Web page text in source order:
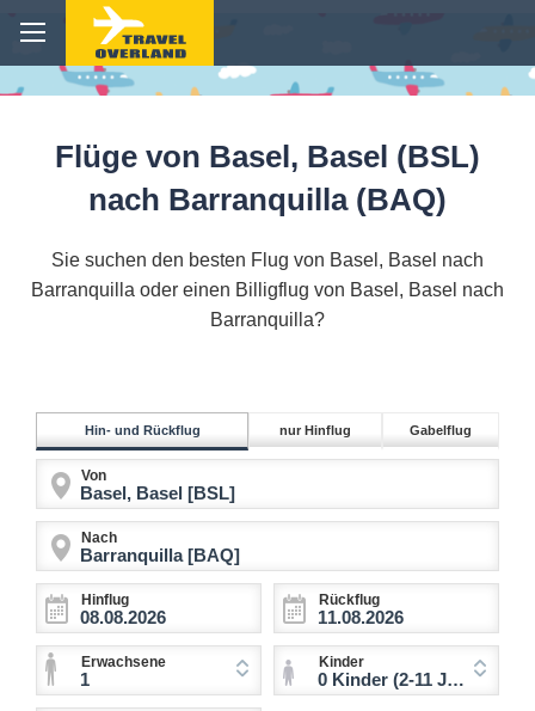
Flüge von Basel, Basel (BSL)
nach Barranquilla (BAQ)
Sie suchen den besten Flug von Basel, Basel nach
Barranquilla oder einen Billigflug von Basel, Basel nach
Barranquilla?
Hin- und Rückflug nur Hinflug Gabelflug
Von
Nach
Hinflug Rückflug
Erwachsene
1
Kinder
0 Kinder (2-11 Jahre)